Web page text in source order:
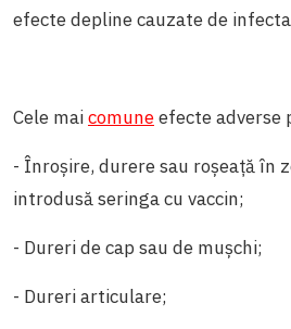
efecte depline cauzate de
Cele maicomuneefecte adverse
- Înroșire, durere sau roșeață în
introdusă seringa cu vaccin;
- Dureri de cap sau de mușchi;
- Dureri articulare;